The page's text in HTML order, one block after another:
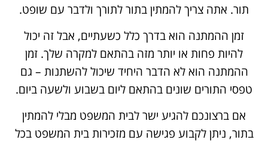
תור. אתה צריך להמתין בתור לתורך ולדבר עם שופט.
זמן ההמתנה הוא בדרך כלל כשעתיים, אבל זה יכול
להיות פחות או יותר מזה בהתאם למקרה שלך. זמן
ההמתנה הוא לא הדבר היחיד שיכול להשתנות – גם
טפסי התורים שונים בהתאם ליום בשבוע ולשעה ביום.
אם ברצונכם להגיע ישר לבית המשפט מבלי להמתין
בתור, ניתן לקבוע פגישה עם מזכירות בית המשפט בכל